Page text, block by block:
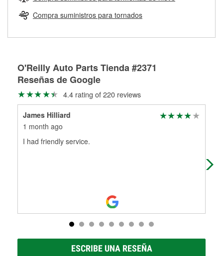
Herramientas de O'Reilly
pueden ser reutilizados, podemos ayudarte a encontrar las
partes de reemplazo correctas para tu reparación.
Rectificación de tambores y discos de freno
Compra suministros para tornados
O'Reilly Auto Parts Tienda #2371
Reseñas de Google
4.4 rating of 220 reviews
James Hilliard
1 month ago
I had friendly service.
ESCRIBE UNA RESEÑA